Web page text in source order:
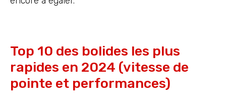
Top 10 des bolides les plus
rapides en 2024 (vitesse de
pointe et performances)